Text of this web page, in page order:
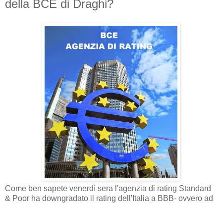
della BCE di Draghi?
Come ben sapete venerdì sera l'agenzia di rating Standard
& Poor ha downgradato il rating dell'Italia a BBB- ovvero ad